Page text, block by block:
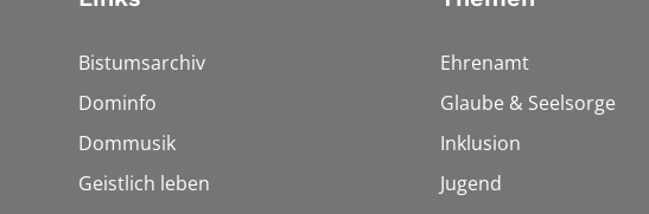
Bistumsarchiv
Dominfo
Dommusik
Geistlich leben
Ehrenamt
Glaube & Seelsorge
Inklusion
Jugend